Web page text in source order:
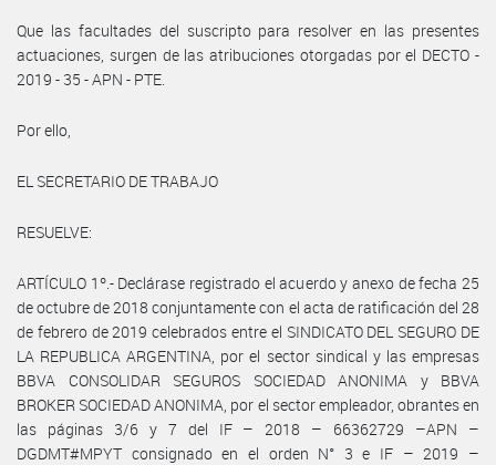
Que las facultades del suscripto para resolver en las presentes
actuaciones, surgen de las atribuciones otorgadas por el DECTO -
2019 - 35 - APN - PTE.
Por ello,
EL SECRETARIO DE TRABAJO
RESUELVE:
ARTÍCULO 1º.- Declárase registrado el acuerdo y anexo de fecha 25
de octubre de 2018 conjuntamente con el acta de ratificación del 28
de febrero de 2019 celebrados entre el SINDICATO DEL SEGURO DE
LA REPUBLICA ARGENTINA, por el sector sindical y las empresas
BBVA CONSOLIDAR SEGUROS SOCIEDAD ANONIMA y BBVA
BROKER SOCIEDAD ANONIMA, por el sector empleador, obrantes en
las páginas 3/6 y 7 del IF – 2018 – 66362729 –APN –
DGDMT#MPYT consignado en el orden N° 3 e IF – 2019 –